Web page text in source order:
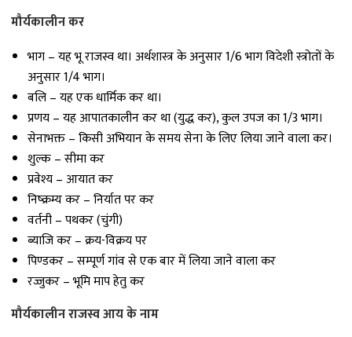
मौर्यकालीन कर
भाग – यह भू राजस्व था। अर्थशास्त्र के अनुसार 1/6 भाग विदेशी स्त्रोतों के
अनुसार 1/4 भाग।
बलि – यह एक धार्मिक कर था।
प्रणय – यह आपातकालीन कर था (युद्ध कर), कुल उपज का 1/3 भाग।
सेनाभक्त – किसी अभियान के समय सेना के लिए लिया जाने वाला कर।
शुल्क – सीमा कर
प्रवेश्य – आयात कर
निष्क्रम्य कर – निर्यात पर कर
वर्तनी – पथकर (चुंगी)
ब्याजि कर – क्रय-विक्रय पर
पिण्डकर – सम्पूर्ण गांव से एक बार में लिया जाने वाला कर
रज्जुकर – भूमि माप हेतु कर
मौर्यकालीन राजस्व आय के नाम